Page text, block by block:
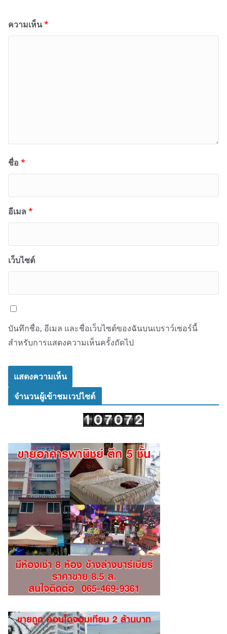
ความเห็น*
ชื่อ *
อีเมล *
เว็บไซต์
บันทึกชื่อ, อีเมล และชื่อเว็บไซต์ของฉันบนเบราว์เซอร์นี้
สำหรับการแสดงความเห็นครั้งถัดไป
จำนวนผู้เข้าชมเวปไซต์